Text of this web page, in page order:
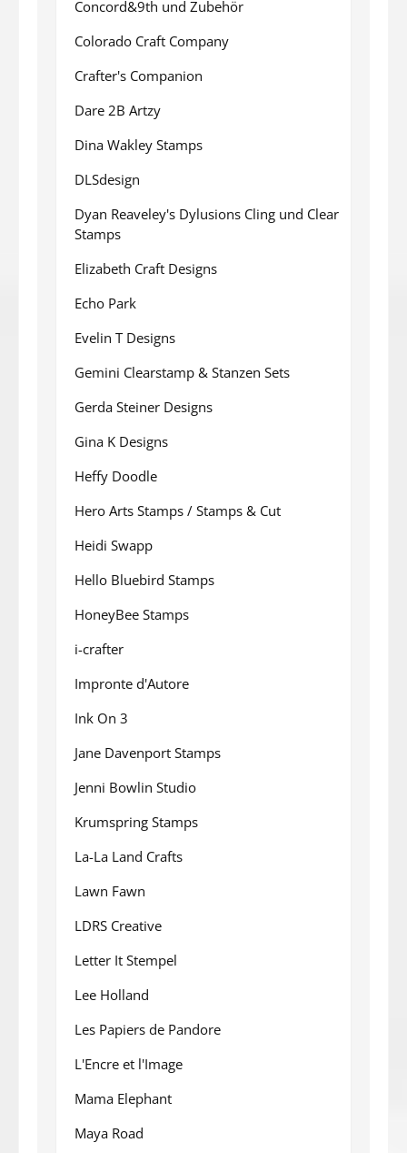
Concord&9th und Zubehör
Colorado Craft Company
Crafter's Companion
Dare 2B Artzy
Dina Wakley Stamps
DLSdesign
Dyan Reaveley's Dylusions Cling und Clear
Stamps
Elizabeth Craft Designs
Echo Park
Evelin T Designs
Gemini Clearstamp & Stanzen Sets
Gerda Steiner Designs
Gina K Designs
Heffy Doodle
Hero Arts Stamps / Stamps & Cut
Heidi Swapp
Hello Bluebird Stamps
HoneyBee Stamps
i-crafter
Impronte d'Autore
Ink On 3
Jane Davenport Stamps
Jenni Bowlin Studio
Krumspring Stamps
La-La Land Crafts
Lawn Fawn
LDRS Creative
Letter It Stempel
Lee Holland
Les Papiers de Pandore
L'Encre et l'Image
Mama Elephant
Maya Road